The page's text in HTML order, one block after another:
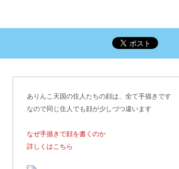
ありんこ天国の住人たちの顔は、全て手描きです
なので同じ住人でも顔が少しづつ違います
なぜ手描きで顔を書くのか
詳しくはこちら